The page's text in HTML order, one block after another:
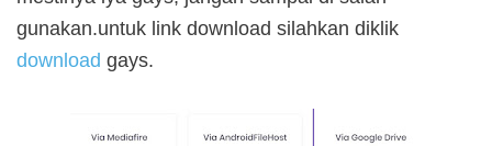
gunakan.untuk link download silahkan diklik
download gays.